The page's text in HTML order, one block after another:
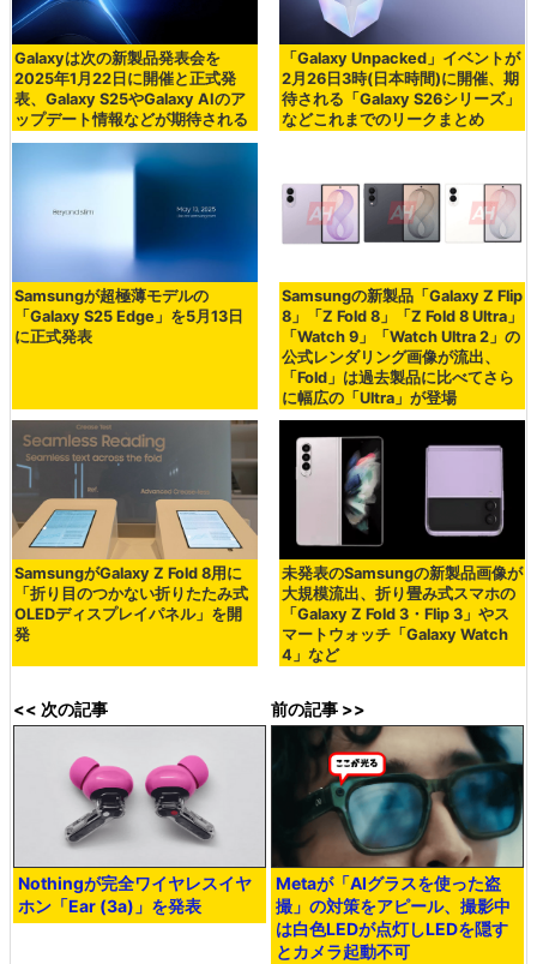
Galaxyは次の新製品発表会を
2025年1月22日に開催と正式発
表、Galaxy S25やGalaxy AIのア
ップデート情報などが期待される
「Galaxy Unpacked」イベントが
2月26日3時(日本時間)に開催、期
待される「Galaxy S26シリーズ」
などこれまでのリークまとめ
Samsungが超極薄モデルの
「Galaxy S25 Edge」を5月13日
に正式発表
Samsungの新製品「Galaxy Z Flip
8」「Z Fold 8」「Z Fold 8 Ultra」
「Watch 9」「Watch Ultra 2」の
公式レンダリング画像が流出、
「Fold」は過去製品に比べてさら
に幅広の「Ultra」が登場
SamsungがGalaxy Z Fold 8用に
「折り目のつかない折りたたみ式
OLEDディスプレイパネル」を開
発
未発表のSamsungの新製品画像が
大規模流出、折り畳み式スマホの
「Galaxy Z Fold 3・Flip 3」やス
マートウォッチ「Galaxy Watch
4」など
<< 次の記事
Nothingが完全ワイヤレスイヤ
ホン「Ear (3a)」を発表
前の記事 >>
Metaが「AIグラスを使った盗
撮」の対策をアピール、撮影中
は白色LEDが点灯しLEDを隠す
とカメラ起動不可